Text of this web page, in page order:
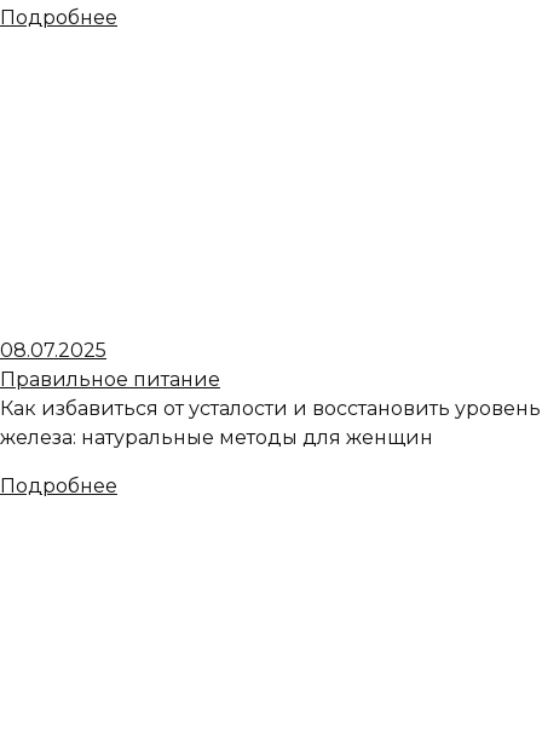
Подробнее
08.07.2025
Правильное питание
Как избавиться от усталости и восстановить уровень
железа: натуральные методы для женщин
Подробнее